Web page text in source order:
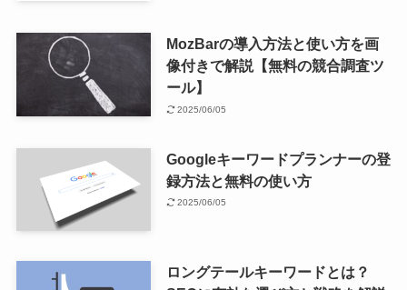
MozBarの導入方法と使い方を画
像付きで解説【無料の競合調査ツ
ール】
2025/06/05
Googleキーワードプランナーの登
録方法と無料の使い方
2025/06/05
ロングテールキーワードとは？